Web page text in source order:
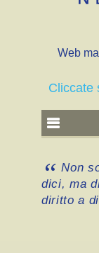
Web
Cliccate
Non
dici, ma
diritto a